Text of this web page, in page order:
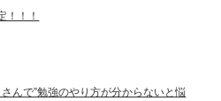
！！！
んで”勉強のやり方が分からないと悩